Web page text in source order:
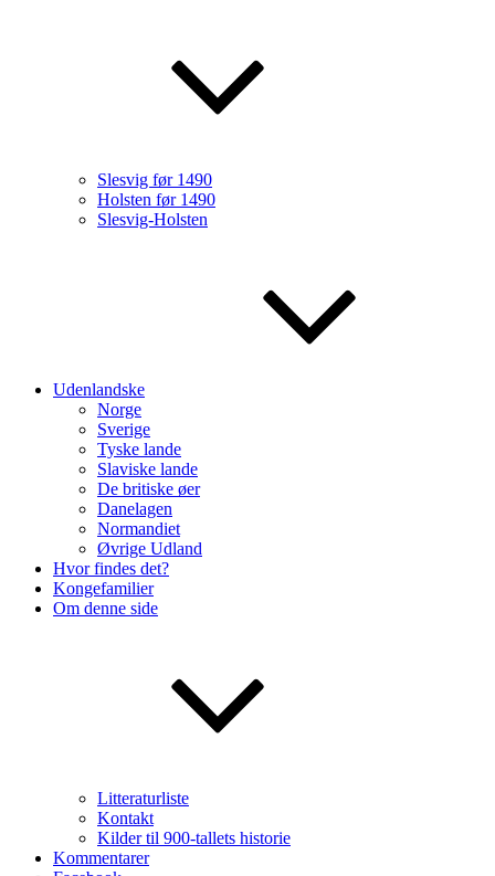
Slesvig før 1490
Holsten før 1490
Slesvig-Holsten
Udenlandske
Norge
Sverige
Tyske lande
Slaviske lande
De britiske øer
Danelagen
Normandiet
Øvrige Udland
Hvor findes det?
Kongefamilier
Om denne side
Litteraturliste
Kontakt
Kilder til 900-tallets historie
Kommentarer